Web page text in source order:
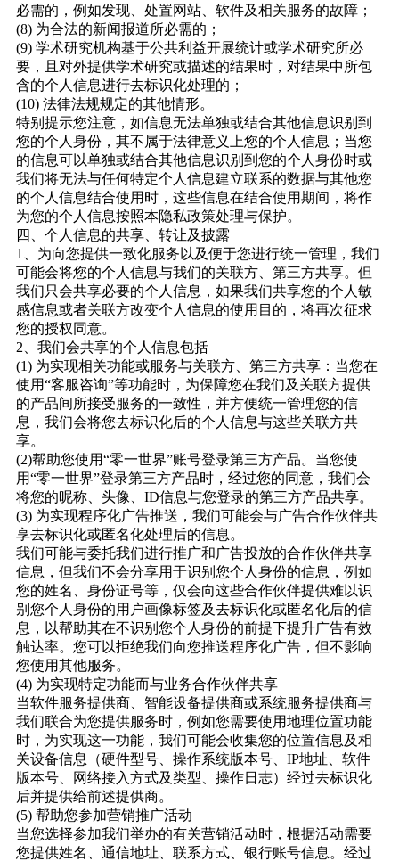
必需的，例如发现、处置网站、软件及相关服务的故障；
(8) 为合法的新闻报道所必需的；
(9) 学术研究机构基于公共利益开展统计或学术研究所必
要，且对外提供学术研究或描述的结果时，对结果中所包
含的个人信息进行去标识化处理的；
(10) 法律法规规定的其他情形。
特别提示您注意，如信息无法单独或结合其他信息识别到
您的个人身份，其不属于法律意义上您的个人信息；当您
的信息可以单独或结合其他信息识别到您的个人身份时或
我们将无法与任何特定个人信息建立联系的数据与其他您
的个人信息结合使用时，这些信息在结合使用期间，将作
为您的个人信息按照本隐私政策处理与保护。
四、个人信息的共享、转让及披露
1、为向您提供一致化服务以及便于您进行统一管理，我们
可能会将您的个人信息与我们的关联方、第三方共享。但
我们只会共享必要的个人信息，如果我们共享您的个人敏
感信息或者关联方改变个人信息的使用目的，将再次征求
您的授权同意。
2、我们会共享的个人信息包括
(1) 为实现相关功能或服务与关联方、第三方共享：当您在
使用“客服咨询”等功能时，为保障您在我们及关联方提供
的产品间所接受服务的一致性，并方便统一管理您的信
息，我们会将您去标识化后的个人信息与这些关联方共
享。
(2)帮助您使用“零一世界”账号登录第三方产品。当您使
用“零一世界”登录第三方产品时，经过您的同意，我们会
将您的昵称、头像、ID信息与您登录的第三方产品共享。
(3) 为实现程序化广告推送，我们可能会与广告合作伙伴共
享去标识化或匿名化处理后的信息。
我们可能与委托我们进行推广和广告投放的合作伙伴共享
信息，但我们不会分享用于识别您个人身份的信息，例如
您的姓名、身份证号等，仅会向这些合作伙伴提供难以识
别您个人身份的用户画像标签及去标识化或匿名化后的信
息，以帮助其在不识别您个人身份的前提下提升广告有效
触达率。您可以拒绝我们向您推送程序化广告，但不影响
您使用其他服务。
(4) 为实现特定功能而与业务合作伙伴共享
当软件服务提供商、智能设备提供商或系统服务提供商与
我们联合为您提供服务时，例如您需要使用地理位置功能
时，为实现这一功能，我们可能会收集您的位置信息及相
关设备信息（硬件型号、操作系统版本号、IP地址、软件
版本号、网络接入方式及类型、操作日志）经过去标识化
后并提供给前述提供商。
(5) 帮助您参加营销推广活动
当您选择参加我们举办的有关营销活动时，根据活动需要
您提供姓名、通信地址、联系方式、银行账号信息。经过